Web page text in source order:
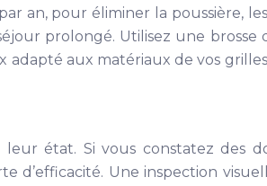
an, pour éliminer la poussière,
prolongé. Utilisez une
aux matériaux de vos
état. Si vous constatez des
d’efficacité. Une inspection